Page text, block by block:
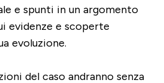
e spunti in un argomento
evidenze e scoperte
evoluzione.
del caso andranno senza